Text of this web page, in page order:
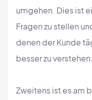
umgehen. Dies ist
Fragen zu stellen
denen der Kunde
besser zu verstehen.
Zweitens ist es am